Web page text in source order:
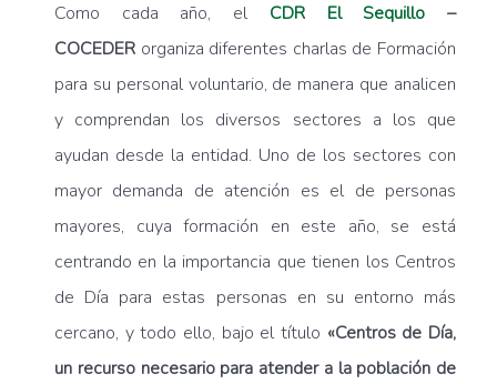
Como cada año, el CDR El Sequillo –
COCEDER organiza diferentes charlas de Formación
para su personal voluntario, de manera que analicen
y comprendan los diversos sectores a los que
ayudan desde la entidad. Uno de los sectores con
mayor demanda de atención es el de personas
mayores, cuya formación en este año, se está
centrando en la importancia que tienen los Centros
de Día para estas personas en su entorno más
cercano, y todo ello, bajo el título «Centros de Día,
un recurso necesario para atender a la población de